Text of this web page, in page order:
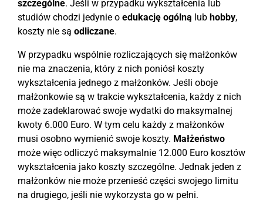
szczególne. Jeśli w przypadku wykształcenia lub
studiów chodzi jedynie o edukację ogólną lub hobby,
koszty nie są odliczane.
W przypadku wspólnie rozliczających się małżonków
nie ma znaczenia, który z nich poniósł koszty
wykształcenia jednego z małżonków. Jeśli oboje
małżonkowie są w trakcie wykształcenia, każdy z nich
może zadeklarować swoje wydatki do maksymalnej
kwoty 6.000 Euro. W tym celu każdy z małżonków
musi osobno wymienić swoje koszty. Małżeństwo
może więc odliczyć maksymalnie 12.000 Euro kosztów
wykształcenia jako koszty szczególne. Jednak jeden z
małżonków nie może przenieść części swojego limitu
na drugiego, jeśli nie wykorzysta go w pełni.